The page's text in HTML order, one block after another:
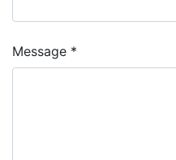
Message *